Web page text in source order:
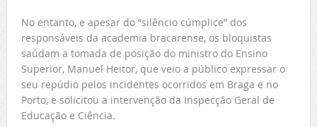
No entanto, e apesar do “silêncio cúmplice” dos
responsáveis da academia bracarense, os bloquistas
saúdam a tomada de posição do ministro do Ensino
Superior, Manuel Heitor, que veio a público expressar o
seu repúdio pelos incidentes ocorridos em Braga e no
Porto, e solicitou a intervenção da Inspecção Geral de
Educação e Ciência.